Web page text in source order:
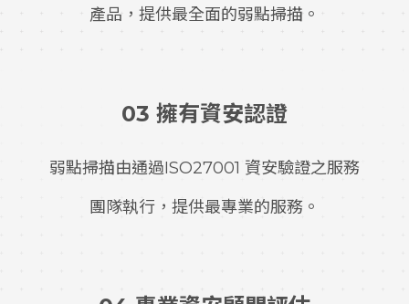
產品，提供最全面的弱點掃描。
03 擁有資安認證
弱點掃描由通過ISO27001 資安驗證之服務
團隊執行，提供最專業的服務。